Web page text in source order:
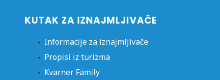
KUTAK ZA IZNAJMLJIVAČE
Informacije za iznajmljivače
Propisi iz turizma
Kvarner Family